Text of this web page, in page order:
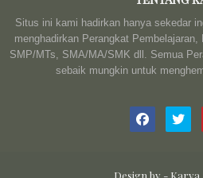
Situs ini kami hadirkan hanya sekedar
menghadirkan Perangkat
SMP/MTs, SMA/MA/SMK dll. Semua
sebaik mungkin untuk